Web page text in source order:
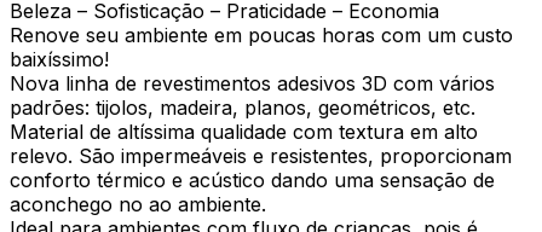
Beleza – Sofisticação – Praticidade – Economia
Renove seu ambiente em poucas horas com um custo
baixíssimo!
Nova linha de revestimentos adesivos 3D com vários
padrões: tijolos, madeira, planos, geométricos, etc.
Material de altíssima qualidade com textura em alto
relevo. São impermeáveis e resistentes, proporcionam
conforto térmico e acústico dando uma sensação de
aconchego no ao ambiente.